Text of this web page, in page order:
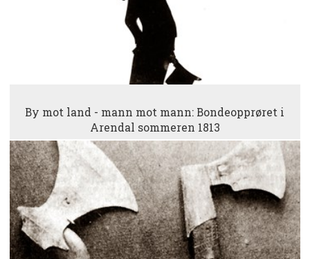
By mot land - mann mot mann: Bondeopprøret i
Arendal sommeren 1813